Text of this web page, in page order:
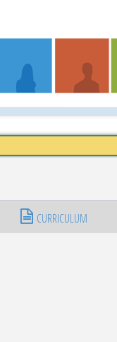
CURRICULUM